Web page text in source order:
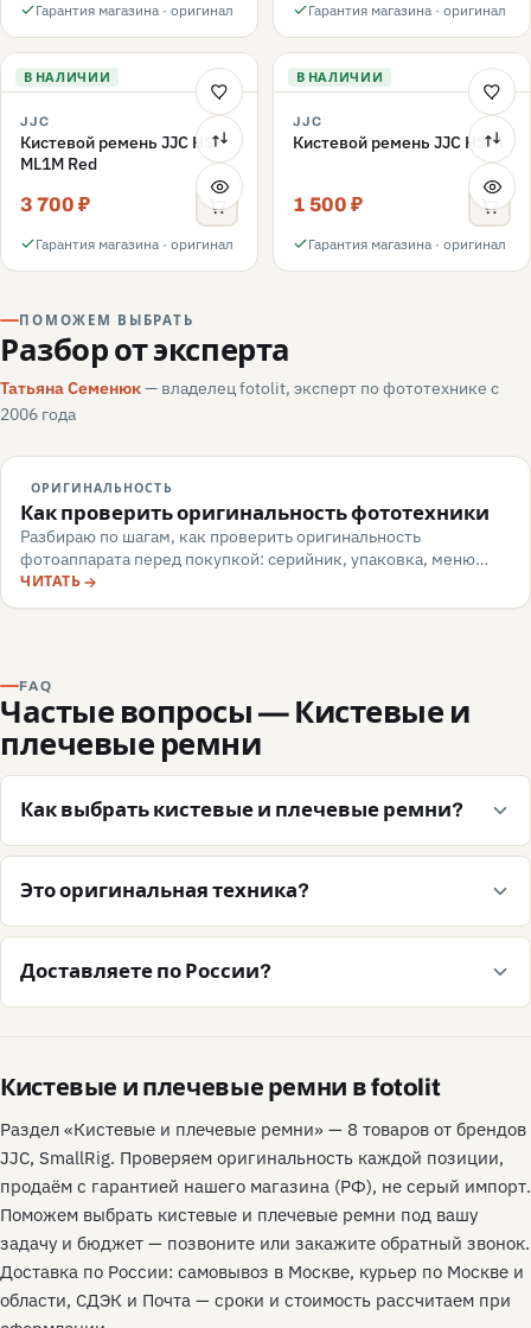
Гарантия магазина · оригинал Гарантия магазина · оригинал
В НАЛИЧИИ
JJC
Кистевой ремень JJC HS-
ML1M Red
3 700 ₽
Гарантия магазина · оригинал
В НАЛИЧИИ
JJC
Кистевой ремень JJC HS-A
1 500 ₽
Гарантия магазина · оригинал
ПОМОЖЕМ ВЫБРАТЬ
Разбор от эксперта
Татьяна Семенюк— владелец fotolit, эксперт по фототехнике с
2006 года
ОРИГИНАЛЬНОСТЬ
Как проверить оригинальность фототехники
Разбираю по шагам, как проверить оригинальность
фотоаппарата перед покупкой: серийник, упаковка, меню
камеры, маркировка, документы — и какие красные флаги
говорят о подделке или сером импорте.
ЧИТАТЬ
FAQ
Частые вопросы — Кистевые и
плечевые ремни
Как выбрать кистевые и плечевые ремни?
Это оригинальная техника?
Доставляете по России?
Кистевые и плечевые ремни в fotolit
Раздел «Кистевые и плечевые ремни» — 8 товаров от брендов
JJC, SmallRig. Проверяем оригинальность каждой позиции,
продаём с гарантией нашего магазина (РФ), не серый импорт.
Поможем выбрать кистевые и плечевые ремни под вашу
задачу и бюджет — позвоните или закажите обратный звонок.
Доставка по России: самовывоз в Москве, курьер по Москве и
области, СДЭК и Почта — сроки и стоимость рассчитаем при